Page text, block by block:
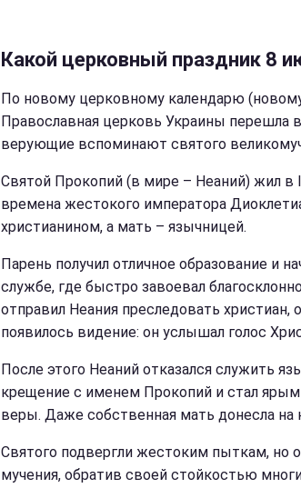
Какой церковный праздник 8
По новому церковному календарю
Православная церковь Украины перешла
верующие вспоминают святого
Святой Прокопий (в мире – Неаний) жил в
времена жестокого императора
христианином, а мать – язычницей.
Парень получил отличное образование и
службе, где быстро завоевал
отправил Неания преследовать
появилось видение: он услышал голос
После этого Неаний отказался служить
крещение с именем Прокопий и стал
веры. Даже собственная мать донесла на
Святого подвергли жестоким пыткам, но
мучения, обратив своей стойкостью